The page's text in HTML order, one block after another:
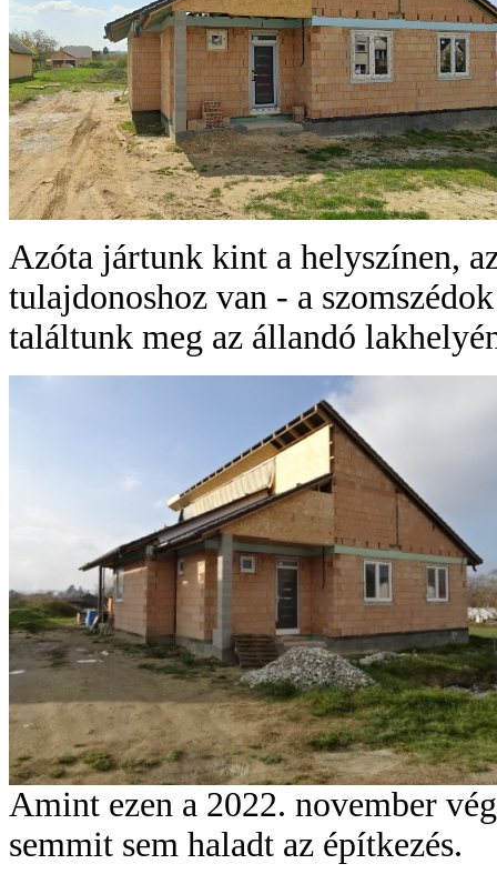
Azóta jártunk kint a helyszínen,
tulajdonoshoz van - a
találtunk meg az állandó
Amint ezen a 2022. november
semmit sem haladt az építkezés.